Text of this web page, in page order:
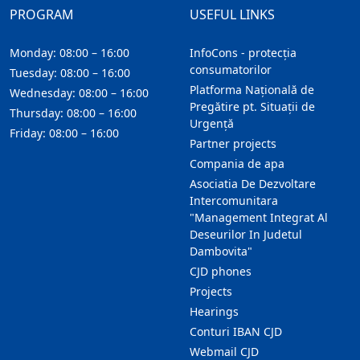
USEFUL LINKS
InfoCons - protecția
consumatorilor
Platforma Națională de
Pregătire pt. Situații de
Urgență
Partner projects
Compania de apa
Asociatia De Dezvoltare
Intercomunitara
"Management Integrat Al
Deseurilor In Judetul
Dambovita"
CJD phones
Projects
Hearings
Conturi IBAN CJD
Webmail CJD
PROGRAM
Monday: 08:00 – 16:00
Tuesday: 08:00 – 16:00
Wednesday: 08:00 – 16:00
Thursday: 08:00 – 16:00
Friday: 08:00 – 16:00